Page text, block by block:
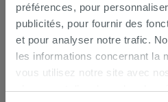
préférences, pour
publicités, pour fournir des
et pour analyser notre trafic.
les informations concernant la
vous utilisez notre site avec
s’occupent d’analyser les